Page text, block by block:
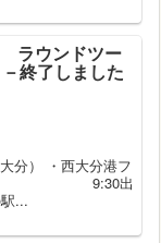
ラウンドツー
終了しました
分） ・西大分港フ
うらら 9:30出
...